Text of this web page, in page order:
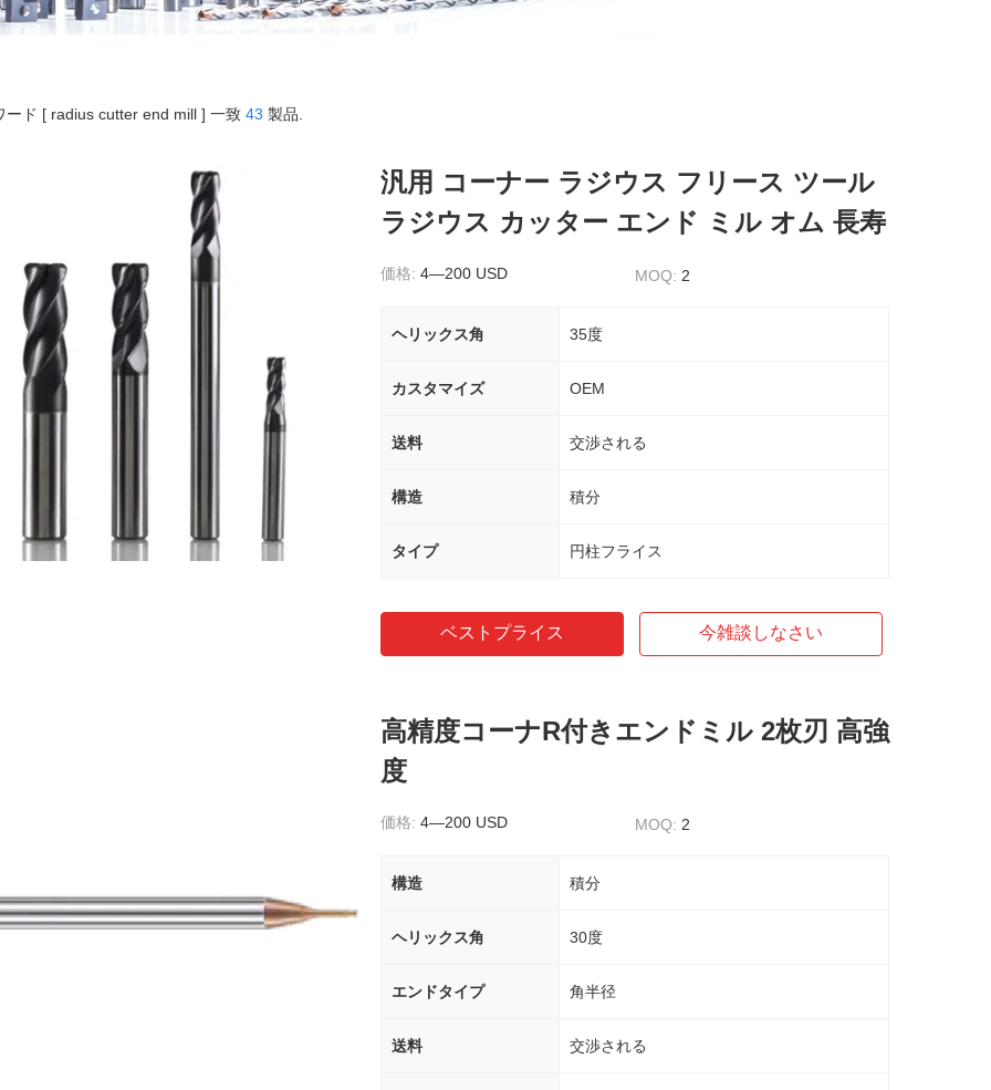
ード [ radius cutter end mill ] 一致 43 製品.
汎用 コーナー ラジウス フリース ツール
ラジウス カッター エンド ミル オム 長寿
価格: 4—200 USD MOQ: 2
ヘリックス角 35度
カスタマイズ OEM
送料 交渉される
構造 積分
タイプ 円柱フライス
ベストプライス 今雑談しなさい
高精度コーナR付きエンドミル 2枚刃 高強
度
価格: 4—200 USD MOQ: 2
構造 積分
ヘリックス角 30度
エンドタイプ 角半径
送料 交渉される